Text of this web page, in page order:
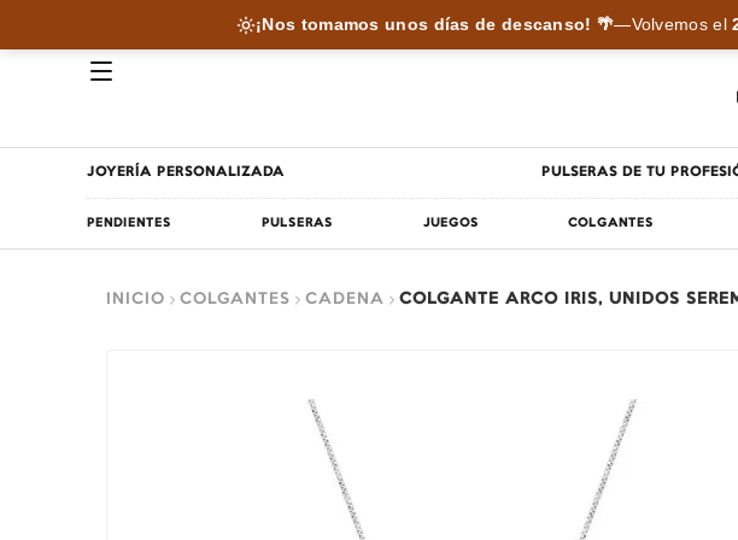
¡Nos tomamos unos días de descanso! 🌴—Volvemos el
JOYERÍA PERSONALIZADA PULSERAS DE TU
PENDIENTES PULSERAS JUEGOS COLGANTES
INICIO COLGANTES CADENA COLGANTE ARCO IRIS, UNIDOS